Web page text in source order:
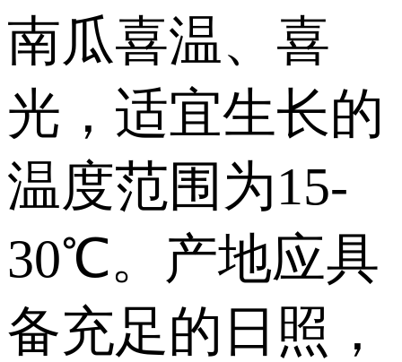
南瓜喜温、喜
光，适宜生长的
温度范围为15-
30℃。产地应具
备充足的日照，